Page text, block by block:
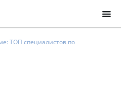
ТОП специалистов по